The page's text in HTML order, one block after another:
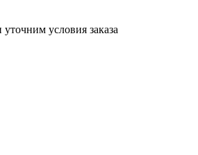
условия заказа